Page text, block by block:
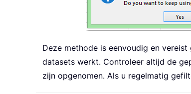
Deze methode is eenvoudig en
datasets werkt. Controleer altijd de
zijn opgenomen. Als u regelmatig